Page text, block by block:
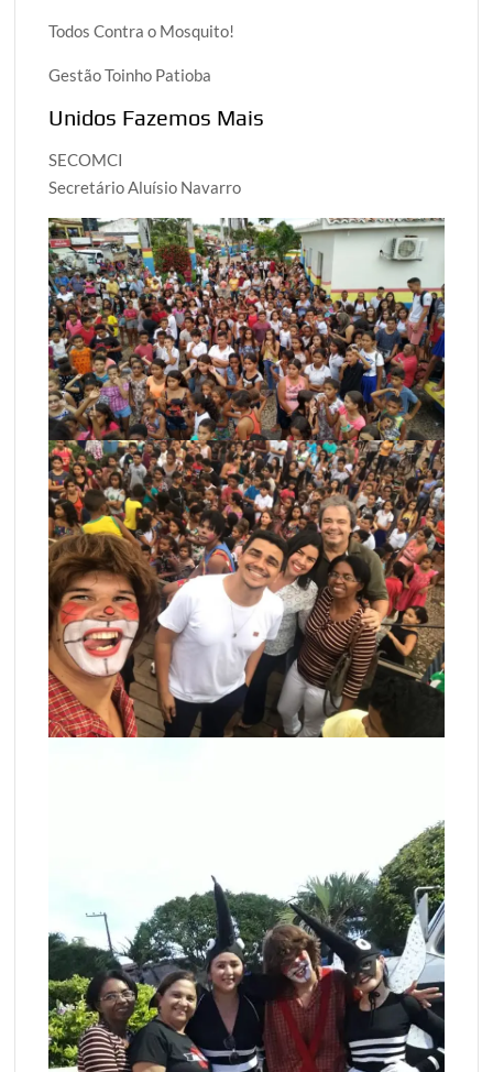
Todos Contra o Mosquito!
Gestão Toinho Patioba
Unidos Fazemos Mais
SECOMCI
Secretário Aluísio Navarro